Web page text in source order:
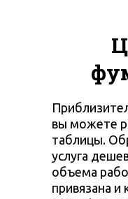
вы можете
таблицы.
услуга
объема
привязана и